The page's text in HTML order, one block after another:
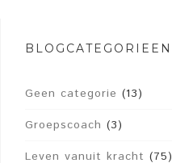
BLOGCATEGORIEËN
Geen categorie (13)
Groepscoach (3)
Leven vanuit kracht (75)